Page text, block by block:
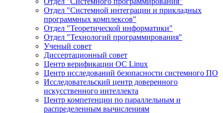
Отдел "Системной интеграции и прикладных
программных комплексов"
Отдел "Теоретической информатики"
Отдел "Технологий программирования"
Ученый совет
Диссертационный совет
Центр верификации ОС Linux
Центр исследований безопасности системного ПО
Исследовательский центр доверенного
искусственного интеллекта
Центр компетенции по параллельным и
распределенным вычислениям